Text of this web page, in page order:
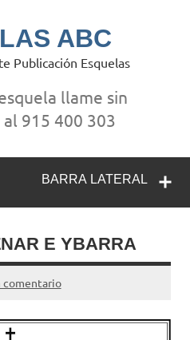
ABC
Publicación Esquelas
llame sin
915 400 303
BARRA LATERAL
E YBARRA
comentario